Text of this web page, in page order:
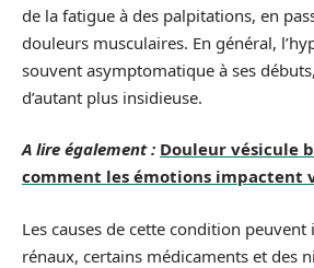
de la fatigue à des palpitations, en
douleurs musculaires. En général,
souvent asymptomatique à ses
d’autant plus insidieuse.
A lire également : Douleur vésicule
comment les émotions impactent
Les causes de cette condition
rénaux, certains médicaments et des